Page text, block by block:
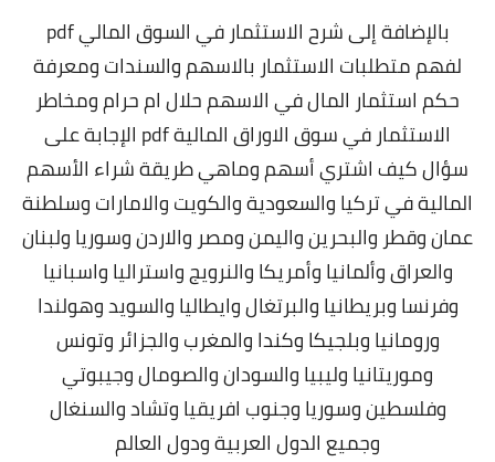
بالإضافة إلى شرح الاستثمار في السوق المالي pdf
لفهم متطلبات الاستثمار بالاسهم والسندات ومعرفة
حكم استثمار المال في الاسهم حلال ام حرام ومخاطر
الاستثمار في سوق الاوراق المالية pdf الإجابة على
سؤال كيف اشتري أسهم وماهي طريقة شراء الأسهم
المالية في تركيا والسعودية والكويت والامارات وسلطنة
عمان وقطر والبحرين واليمن ومصر والاردن وسوريا ولبنان
والعراق وألمانيا وأمريكاوالنرويجواستراليا واسبانيا
وفرنسا وبريطانيا والبرتغال وايطاليا والسويد وهولندا
ورومانيا وبلجيكا وكندا والمغرب والجزائر وتونس
وموريتانيا وليبيا والسودان والصومال وجيبوتي
وفلسطين وسوريا وجنوب افريقيا وتشاد والسنغال
وجميع الدول العربية ودول العالم